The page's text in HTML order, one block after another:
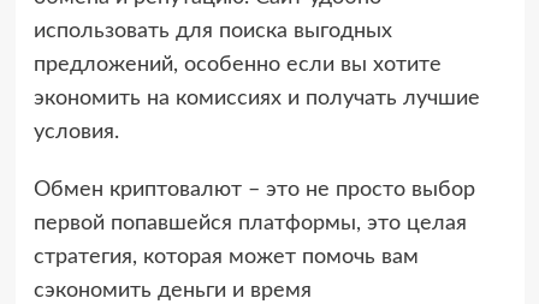
использовать для поиска выгодных
предложений, особенно если вы хотите
экономить на комиссиях и получать лучшие
условия.
Обмен криптовалют – это не просто выбор
первой попавшейся платформы, это целая
стратегия, которая может помочь вам
сэкономить деньги и время